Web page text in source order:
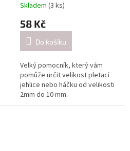
špičky jehlic fungují dobře se
všemi druhy přízí.
Skladem (3 ks)
58 Kč
Do košíku
Velký pomocník, který vám
pomůže určit velikost pletací
jehlice nebo háčku od velikosti
2mm do 10 mm.